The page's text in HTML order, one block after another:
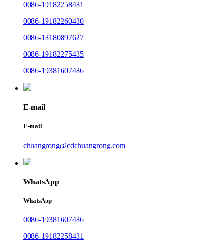
0086-19182258481
0086-19182260480
0086-18180897627
0086-19182275485
0086-19381607486
E-mail
E-mail
chuangrong@cdchuangrong.com
WhatsApp
WhatsApp
0086-19381607486
0086-19182258481